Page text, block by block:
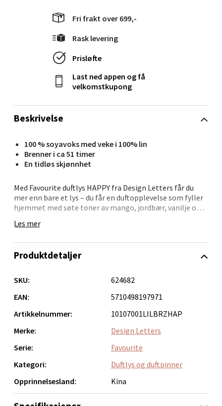
Beskrivelse
100 % soyavoks med veke i 100% lin
Brenner i ca 51 timer
En tidløs skjønnhet
Med Favourite duftlys HAPPY fra Design Letters får du
mer enn bare et lys – du får en duftopplevelse som fyller
hjemmet med søte toner av mango, jordbær, vanilje og
og skaper en koselig stemning.
små blomsterbuketter eller til oppbevaring av småting.
ulike kombinasjoner av farge og tekst.
Les mer
Fri frakt over 699,-
Rask levering
Prisløfte
Last ned appen og få
velkomstkupong
Produktdetaljer
SKU:
624682
EAN:
5710498197971
Artikkelnummer:
10107001LILBRZHAP
Merke:
Design Letters
Serie:
Favourite
Kategori:
Duftlys og duftpinner
Opprinnelsesland:
Kina
Molde - Moldetorget
Torget 1, 6413 Molde
Åpent i dag 10-20
0 i butikk
Narvik - Thon Senter Malmporten
Bolagsgata 1, 8514 Narvik
Bergen - Oasen Senter
Folke Bernadottes vei 52, 5147 Fyllingsdalen